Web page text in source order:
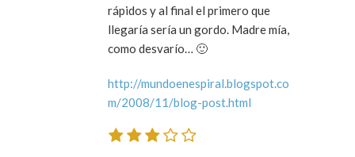
rápidos y al final el primero que
llegaría sería un gordo. Madre mía,
como desvarío… 🙂
http://mundoenespiral.blogspot.co
m/2008/11/blog-post.html